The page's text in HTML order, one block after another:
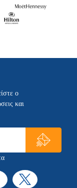
ο
και